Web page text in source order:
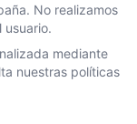
No realizamos
usuario.
mediante
nuestras políticas